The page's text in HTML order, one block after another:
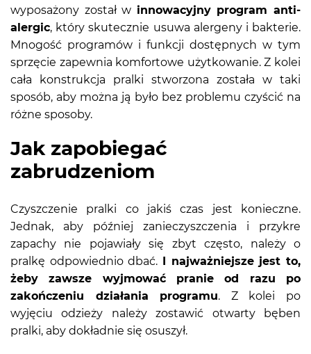
wyposażony został w innowacyjny program anti-
alergic, który skutecznie usuwa alergeny i bakterie.
Mnogość programów i funkcji dostępnych w tym
sprzęcie zapewnia komfortowe użytkowanie. Z kolei
cała konstrukcja pralki stworzona została w taki
sposób, aby można ją było bez problemu czyścić na
różne sposoby.
Jak zapobiegać
zabrudzeniom
Czyszczenie pralki co jakiś czas jest konieczne.
Jednak, aby później zanieczyszczenia i przykre
zapachy nie pojawiały się zbyt często, należy o
pralkę odpowiednio dbać. I najważniejsze jest to,
żeby zawsze wyjmować pranie od razu po
zakończeniu działania programu. Z kolei po
wyjęciu odzieży należy zostawić otwarty bęben
pralki, aby dokładnie się osuszył.